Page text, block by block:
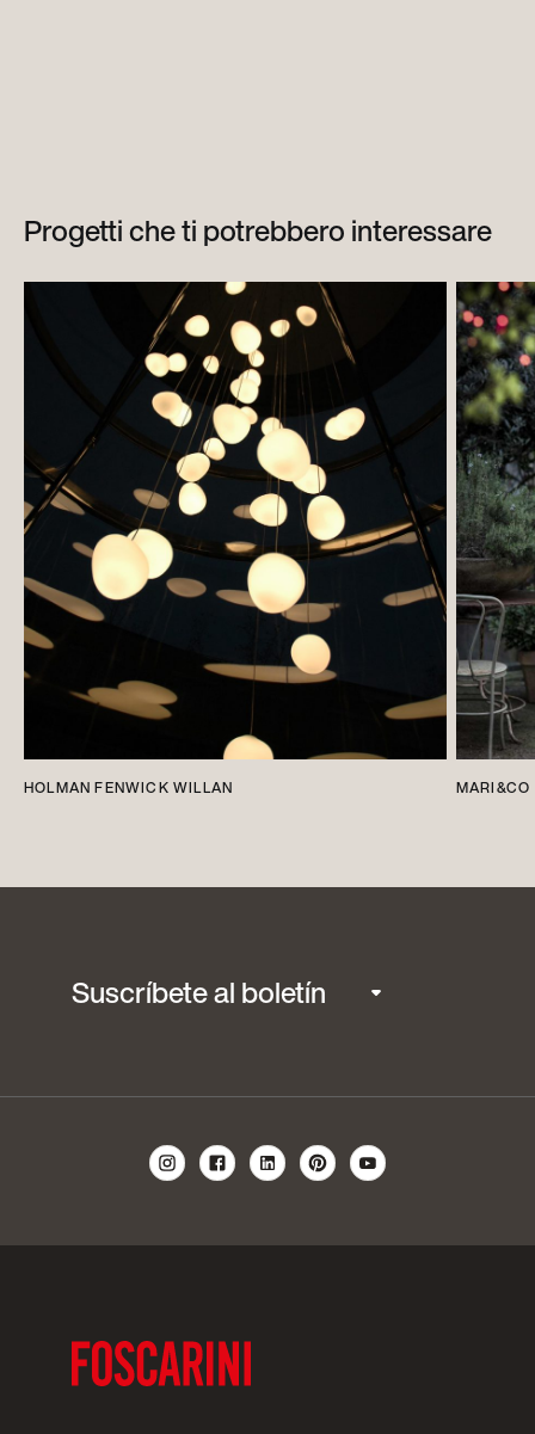
Progetti che ti potrebbero interessare
HOLMAN FENWICK WILLAN MARI&CO
Suscríbete al boletín